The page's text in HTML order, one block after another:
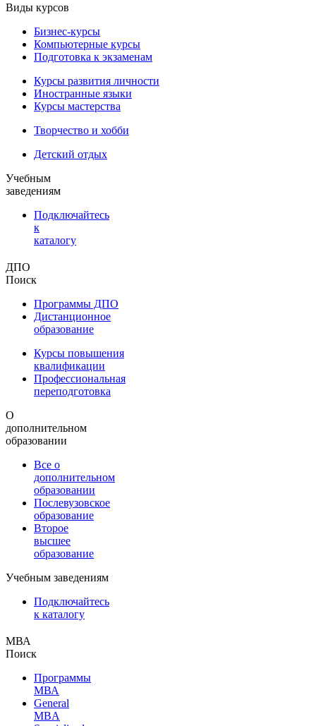
Виды курсов
Бизнес-курсы
Компьютерные курсы
Подготовка к экзаменам
Курсы развития личности
Иностранные языки
Курсы мастерства
Творчество и хобби
Детский отдых
Учебным
заведениям
Подключайтесь
к
каталогу
ДПО
Поиск
Программы ДПО
Дистанционное
образование
Курсы повышения
квалификации
Профессиональная
переподготовка
О
дополнительном
образовании
Все о
дополнительном
образовании
Послевузовское
образование
Второе
высшее
образование
Учебным заведениям
Подключайтесь
к каталогу
МВА
Поиск
Программы
МВА
General
MBA